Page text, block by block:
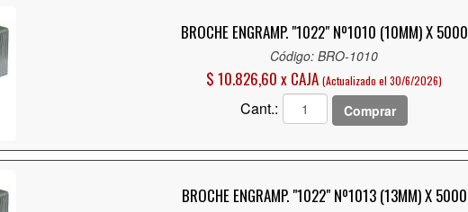
BROCHE ENGRAMP. "1022" Nº1010 (10MM) X 5000
Código: BRO-1010
$ 10.826,60 x CAJA (Actualizado el 30/6/2026)
Cant.: Comprar
BROCHE ENGRAMP. "1022" Nº1013 (13MM) X 5000